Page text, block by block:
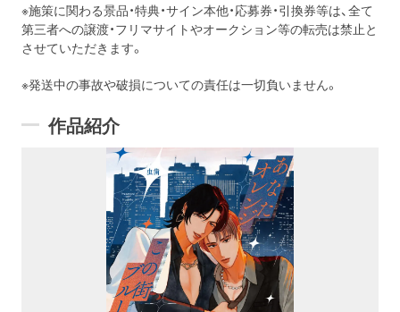
※施策に関わる景品・特典・サイン本他・応募券・引換券等は、全て
第三者への譲渡・フリマサイトやオークション等の転売は禁止と
させていただきます。
※発送中の事故や破損についての責任は一切負いません。
作品紹介